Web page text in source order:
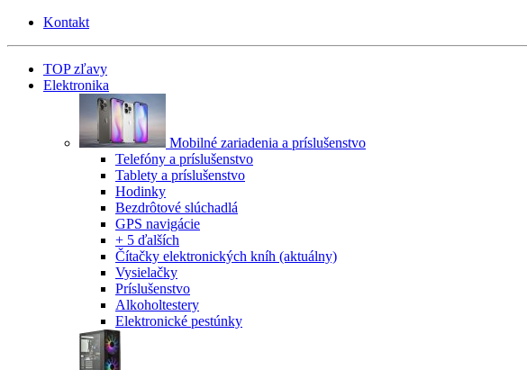
Kontakt
TOP zľavy
Elektronika
Mobilné zariadenia a príslušenstvo
Telefóny a príslušenstvo
Tablety a príslušenstvo
Hodinky
Bezdrôtové slúchadlá
GPS navigácie
+ 5 ďalších
Čítačky elektronických kníh (aktuálny)
Vysielačky
Príslušenstvo
Alkoholtestery
Elektronické pestúnky